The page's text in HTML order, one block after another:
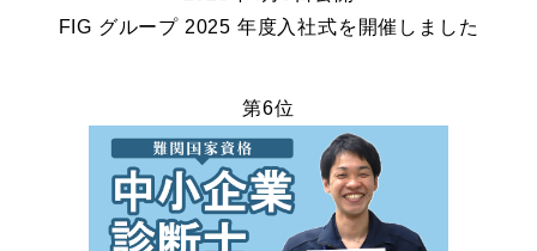
FIG グループ 2025 年度入社式を開催しました
第6位